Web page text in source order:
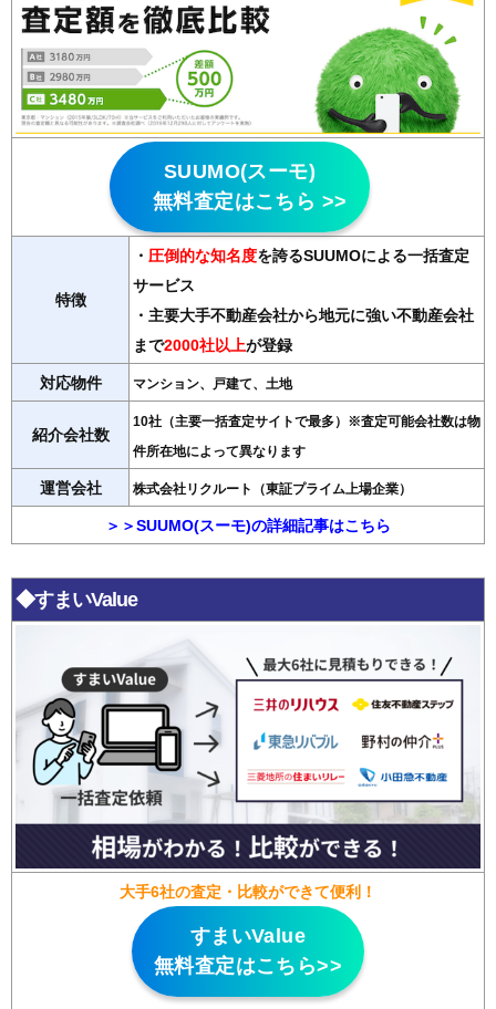
SUUMO(スーモ)
無料査定はこちら >>
特徴
・ 圧倒的な知名度を誇るSUUMOによる一括査定
サービス
・主要大手不動産会社から地元に強い不動産会社
まで2000社以上が登録
対応物件 マンション、戸建て、土地
紹介会社数
10社（主要一括査定サイトで最多）※査定可能会社数は物
件所在地によって異なります
運営会社 株式会社リクルート（東証プライム上場企業）
＞＞SUUMO(スーモ)の詳細記事はこちら
◆すまいValue
大手6社の査定・比較ができて便利！
すまいValue
無料査定はこちら>>